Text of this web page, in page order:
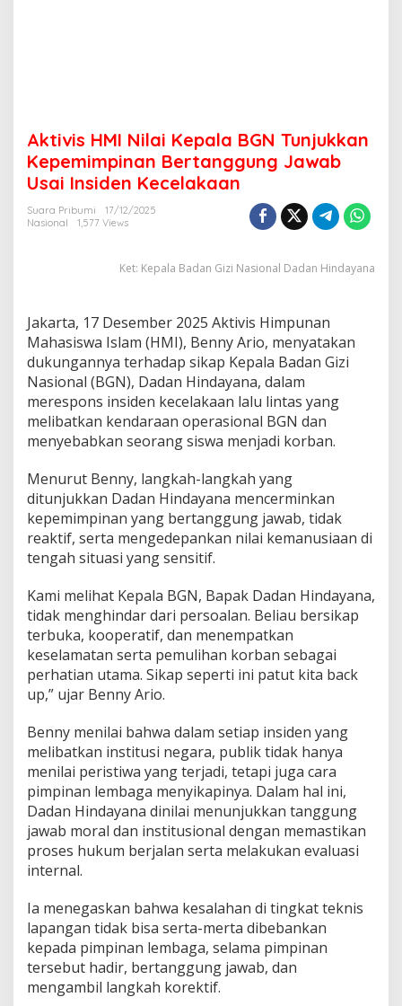
u
k
k
a
n
e
m
p
n
a
n
B
e
r
a
n
g
g
u
n
J
a
w
a
b
U
s
a
I
n
s
d
e
n
K
a
k
a
a
n
Aktivis HMI Nilai Kepala BGN Tunjukkan
Kepemimpinan Bertanggung Jawab
Usai Insiden Kecelakaan
Suara Pribumi
17/12/2025
Nasional
1,577 Views
Ket: Kepala Badan Gizi Nasional Dadan Hindayana
Jakarta, 17 Desember 2025 Aktivis Himpunan
Mahasiswa Islam (HMI), Benny Ario, menyatakan
dukungannya terhadap sikap Kepala Badan Gizi
Nasional (BGN), Dadan Hindayana, dalam
merespons insiden kecelakaan lalu lintas yang
melibatkan kendaraan operasional BGN dan
menyebabkan seorang siswa menjadi korban.
Menurut Benny, langkah-langkah yang
ditunjukkan Dadan Hindayana mencerminkan
kepemimpinan yang bertanggung jawab, tidak
reaktif, serta mengedepankan nilai kemanusiaan di
tengah situasi yang sensitif.
Kami melihat Kepala BGN, Bapak Dadan Hindayana,
tidak menghindar dari persoalan. Beliau bersikap
terbuka, kooperatif, dan menempatkan
keselamatan serta pemulihan korban sebagai
perhatian utama. Sikap seperti ini patut kita back
up,” ujar Benny Ario.
Benny menilai bahwa dalam setiap insiden yang
melibatkan institusi negara, publik tidak hanya
menilai peristiwa yang terjadi, tetapi juga cara
pimpinan lembaga menyikapinya. Dalam hal ini,
Dadan Hindayana dinilai menunjukkan tanggung
jawab moral dan institusional dengan memastikan
proses hukum berjalan serta melakukan evaluasi
internal.
Ia menegaskan bahwa kesalahan di tingkat teknis
lapangan tidak bisa serta-merta dibebankan
kepada pimpinan lembaga, selama pimpinan
tersebut hadir, bertanggung jawab, dan
mengambil langkah korektif.